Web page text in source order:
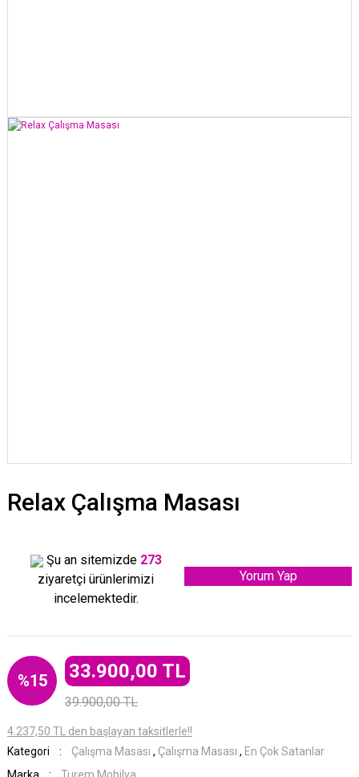
Relax Çalışma Masası
Şu an sitemizde 273
ziyaretçi ürünlerimizi
incelemektedir.
Yorum Yap
%15 33.900,00 TL
39.900,00 TL
4.237,50 TL den başlayan taksitlerle!!
Kategori
Çalışma Masası , Çalışma Masası , En Çok Satanlar